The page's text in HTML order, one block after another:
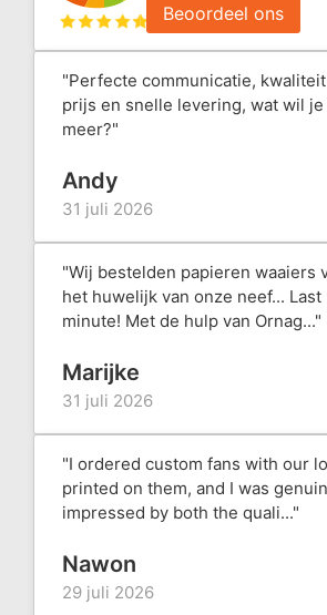
Beoordeel ons
"Perfecte communicatie,
prijs en snelle levering, wat wil je
meer?"
Andy
31 juli 2026
"Wij bestelden papieren waaiers
het huwelijk van onze neef... Last
minute! Met de hulp van Ornag..."
Marijke
31 juli 2026
"I ordered custom fans with our
printed on them, and I was
impressed by both the quali..."
Nawon
29 juli 2026